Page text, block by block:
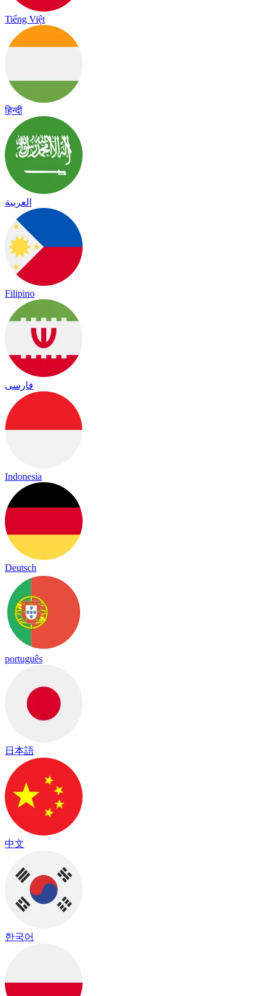
Tiếng Việt
हिन्दी
العربية
Filipino
فارسی
Indonesia
Deutsch
português
日本語
中文
한국어